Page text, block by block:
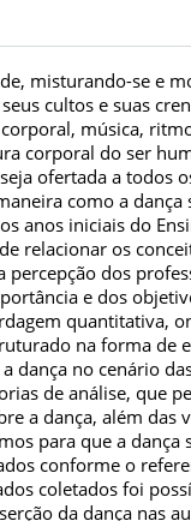
misturando-se e
cultos e suas
música,
corporal do ser
ofertada a todos
como a dança
anos iniciais do
relacionar os
percepção dos
e dos
quantitativa,
na forma de
no cenário
de análise, que
a dança, além das
para que a dança
conforme o
coletados foi
da dança nas